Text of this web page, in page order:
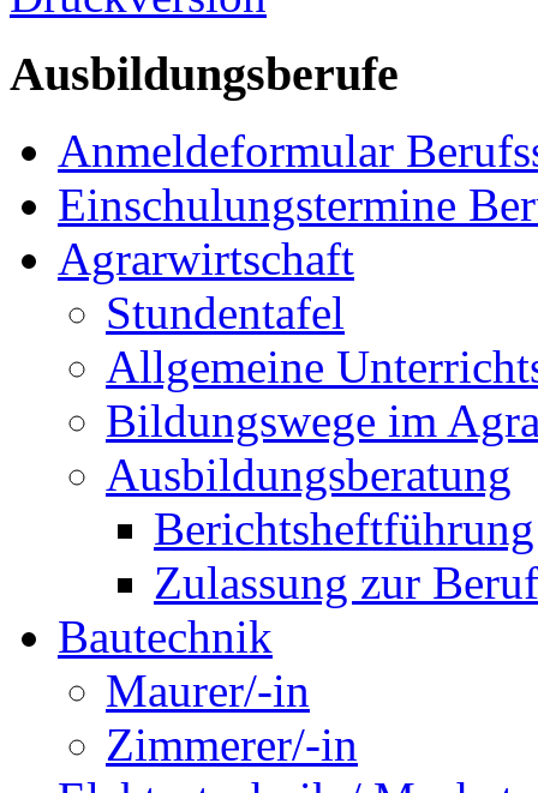
Ausbildungsberufe
Anmeldeformular
Einschulungstermine
Agrarwirtschaft
Stundentafel
Allgemeine
Bildungswege im
Ausbildungsberatung
Berichtsheftführung
Zulassung zur
Bautechnik
Maurer/-in
Zimmerer/-in